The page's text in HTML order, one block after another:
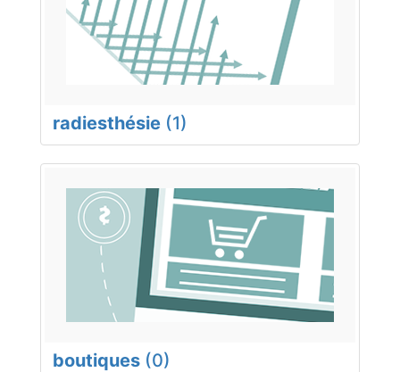
radiesthésie (1)
boutiques (0)